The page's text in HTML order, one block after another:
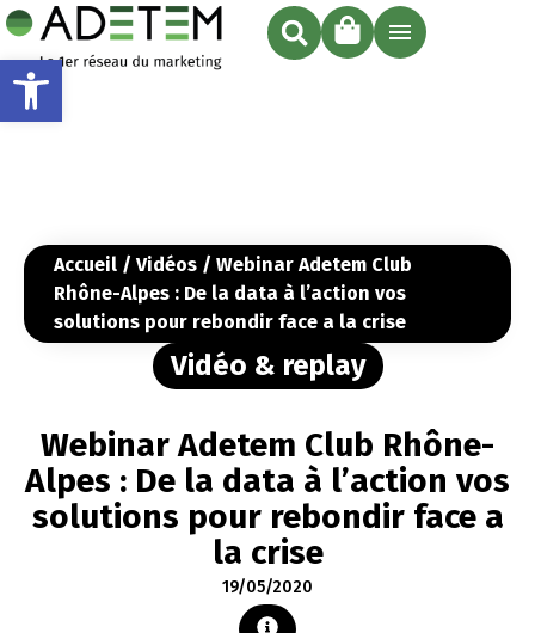
Ouvrir la barre d’outils
Accueil / Vidéos / Webinar Adetem Club
Rhône-Alpes : De la data à l’action vos
solutions pour rebondir face a la crise
Vidéo & replay
Webinar Adetem Club Rhône-
Alpes : De la data à l’action vos
solutions pour rebondir face a
la crise
19/05/2020